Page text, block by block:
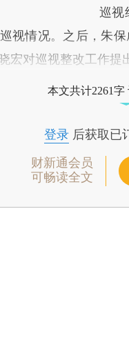
巡视
视情况。之后，朱
宏对巡视整改工作提
本文共计2261
登录后获取已
财新通会员
可畅读全文